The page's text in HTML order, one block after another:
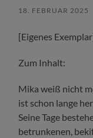
18. FEBRUAR 2025
[Eigenes
Zum Inhalt:
Mika weiß nicht
ist schon lange
Seine Tage
betrunkenen,